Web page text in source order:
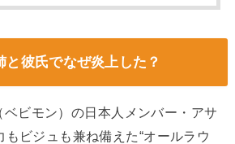
と彼氏でなぜ炎上した？
ビモン）の日本人メンバー・アサ
もビジュも兼ね備えた“オールラウ